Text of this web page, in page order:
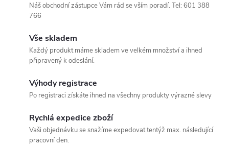
Náš obchodní zástupce Vám rád se vším poradí. Tel: 601 388
766
Vše skladem
Každý produkt máme skladem ve velkém množství a ihned
připravený k odeslání.
Výhody registrace
Po registraci získáte ihned na všechny produkty výrazné slevy
Rychlá expedice zboží
Vaši objednávku se snažíme expedovat tentýž max. následující
pracovní den.